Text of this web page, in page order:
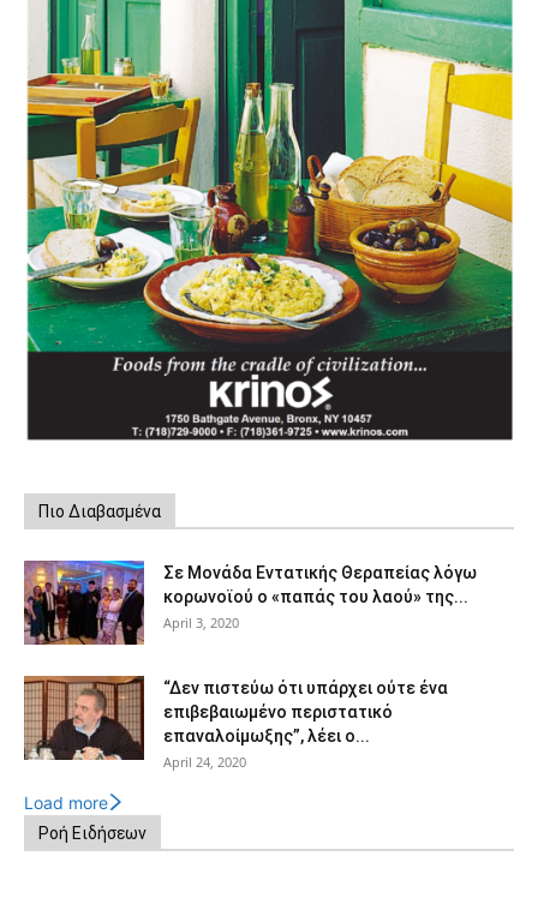
Πιο Διαβασμένα
Σε Μονάδα Εντατικής Θεραπείας λόγω
κορωνοϊού ο «παπάς του λαού» της...
April 3, 2020
“Δεν πιστεύω ότι υπάρχει ούτε ένα
επιβεβαιωμένο περιστατικό
επαναλοίμωξης”, λέει ο...
April 24, 2020
Load more
Ροή Ειδήσεων